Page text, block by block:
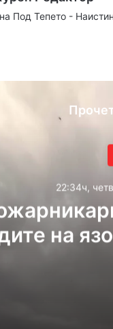
Под Тепето -
22:34ч,
на